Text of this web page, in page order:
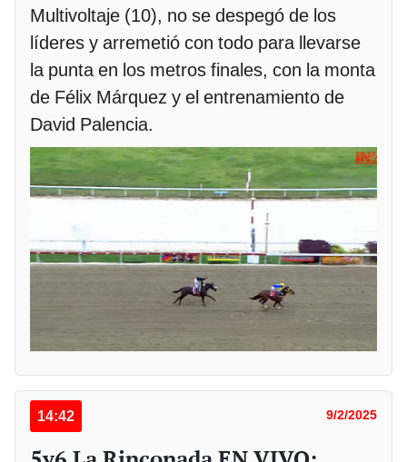
Multivoltaje (10), no se despegó de los
líderes y arremetió con todo para llevarse
la punta en los metros finales, con la monta
de Félix Márquez y el entrenamiento de
David Palencia.
14:42 9/2/2025